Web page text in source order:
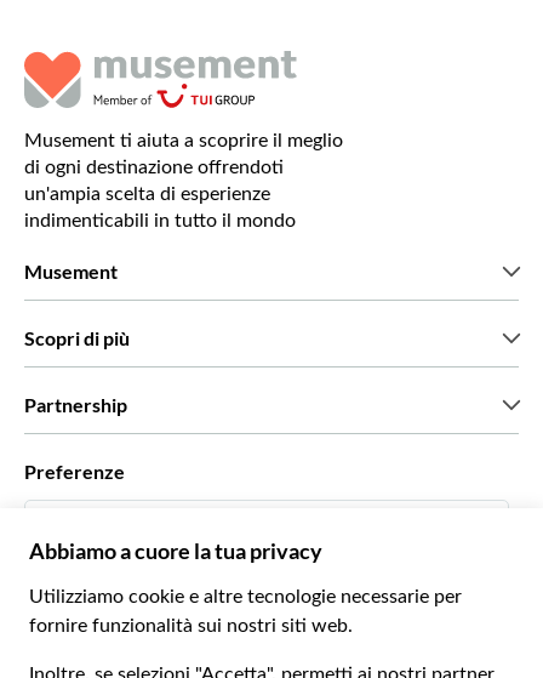
Musement ti aiuta a scoprire il meglio
di ogni destinazione offrendoti
un'ampia scelta di esperienze
indimenticabili in tutto il mondo
Musement
Scopri di più
Partnership
Agenzie viaggi
Diventa un nostro fornitore
Become a Distribution Partner
Preferenze
Italiano
Italiano
Français
Español
€ Euro